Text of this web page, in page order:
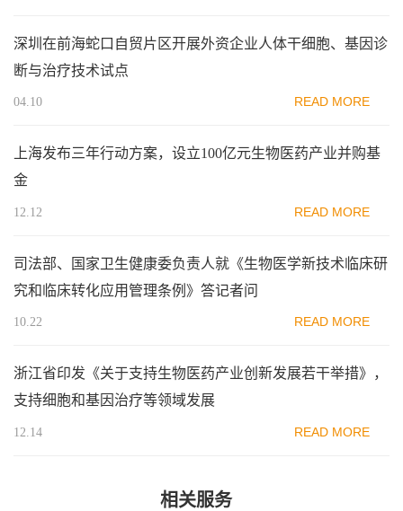
深圳在前海蛇口自贸片区开展外资企业人体干细胞、基因诊
断与治疗技术试点
04.10 READ MORE
上海发布三年行动方案，设立100亿元生物医药产业并购基
金
12.12 READ MORE
司法部、国家卫生健康委负责人就《生物医学新技术临床研
究和临床转化应用管理条例》答记者问
10.22 READ MORE
浙江省印发《关于支持生物医药产业创新发展若干举措》，
支持细胞和基因治疗等领域发展
12.14 READ MORE
相关服务